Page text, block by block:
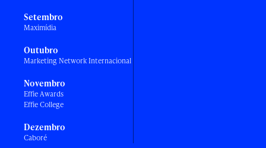
Setembro
Maximídia
Outubro
Marketing Network Internacional
Novembro
Effie Awards
Effie College
Dezembro
Caboré